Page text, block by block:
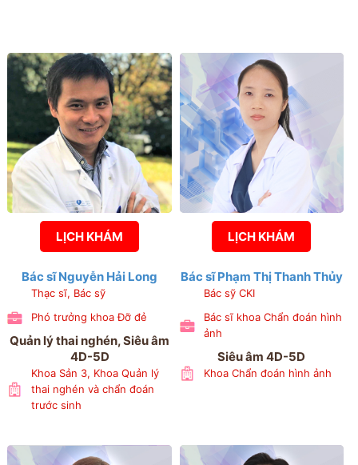
LỊCH KHÁM
Bác sĩ Nguyễn Hải Long
Thạc sĩ, Bác sỹ
Phó trưởng khoa Đỡ đẻ
Quản lý thai nghén, Siêu âm
4D-5D
Khoa Sản 3, Khoa Quản lý
thai nghén và chẩn đoán
trước sinh
LỊCH KHÁM
Bác sĩ Phạm Thị Thanh Thủy
Bác sỹ CKI
Bác sĩ khoa Chẩn đoán hình
ảnh
Siêu âm 4D-5D
Khoa Chẩn đoán hình ảnh